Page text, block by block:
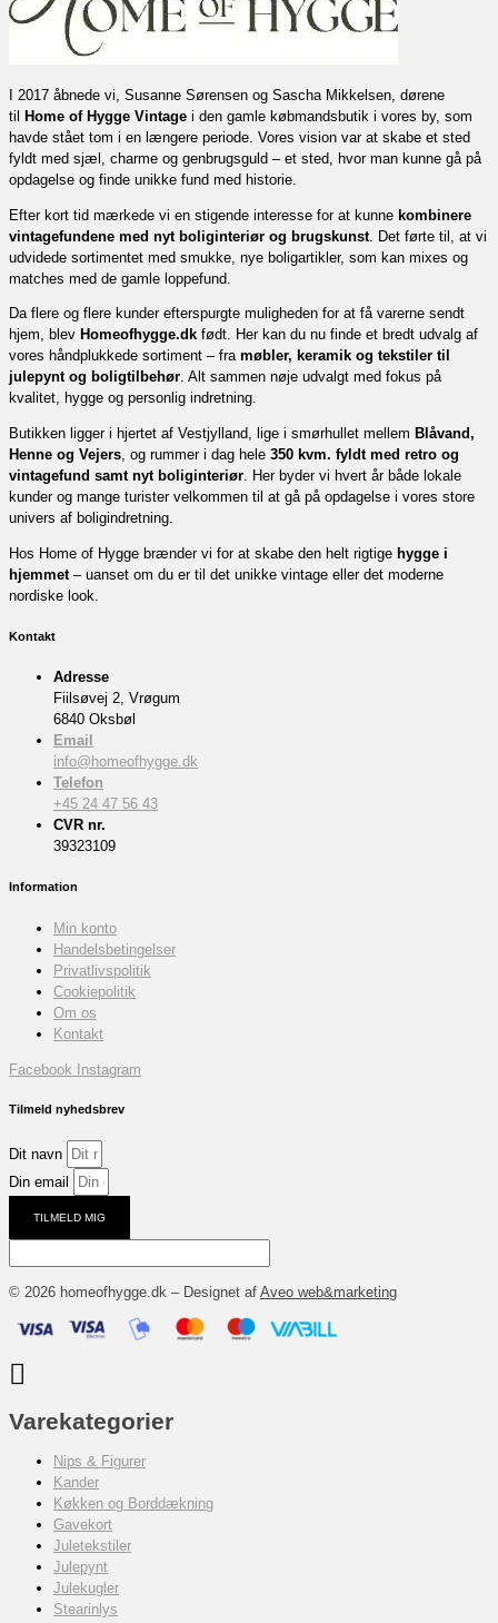
I 2017 åbnede vi, Susanne Sørensen og Sascha Mikkelsen, dørene
til
Home of Hygge Vintage i den gamle købmandsbutik i vores by, som
havde stået tom i en længere periode. Vores vision var at skabe et sted
fyldt med sjæl, charme og genbrugsguld – et sted, hvor man kunne gå på
opdagelse og finde unikke fund med historie.
Efter kort tid mærkede vi en stigende interesse for at kunne kombinere
vintagefundene med nyt boliginteriør og brugskunst . Det førte til, at vi
udvidede sortimentet med smukke, nye boligartikler, som kan mixes og
matches med de gamle loppefund.
Da flere og flere kunder efterspurgte muligheden for at få varerne sendt
hjem, blev Homeofhygge.dk født. Her kan du nu finde et bredt udvalg af
vores håndplukkede sortiment – fra møbler, keramik og tekstiler til
julepynt og boligtilbehør. Alt sammen nøje udvalgt med fokus på
kvalitet, hygge og personlig indretning.
Butikken ligger i hjertet af Vestjylland, lige i smørhullet mellem Blåvand,
Henne og Vejers, og rummer i dag hele 350 kvm. fyldt med retro og
vintagefund samt nyt boliginteriør. Her byder vi hvert år både lokale
kunder og mange turister velkommen til at gå på opdagelse i vores store
univers af boligindretning.
Hos Home of Hygge brænder vi for at skabe den helt rigtige hygge i
hjemmet – uanset om du er til det unikke vintage eller det moderne
nordiske look.
Kontakt
Adresse
Fiilsøvej 2, Vrøgum
6840 Oksbøl
Email
info@homeofhygge.dk
Telefon
+45 24 47 56 43
CVR nr.
39323109
Information
Min konto
Handelsbetingelser
Privatlivspolitik
Cookiepolitik
Om os
Kontakt
Facebook Instagram
Tilmeld nyhedsbrev
Dit navn
Din email
TILMELD MIG
© 2026 homeofhygge.dk – Designet af Aveo web&marketing
Varekategorier
Nips & Figurer
Kander
Køkken og Borddækning
Gavekort
Juletekstiler
Julepynt
Julekugler
Stearinlys